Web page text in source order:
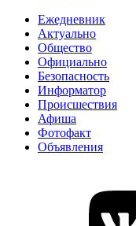
Ежедневник
Актуально
Общество
Официально
Безопасность
Информатор
Происшествия
Афиша
Фотофакт
Объявления